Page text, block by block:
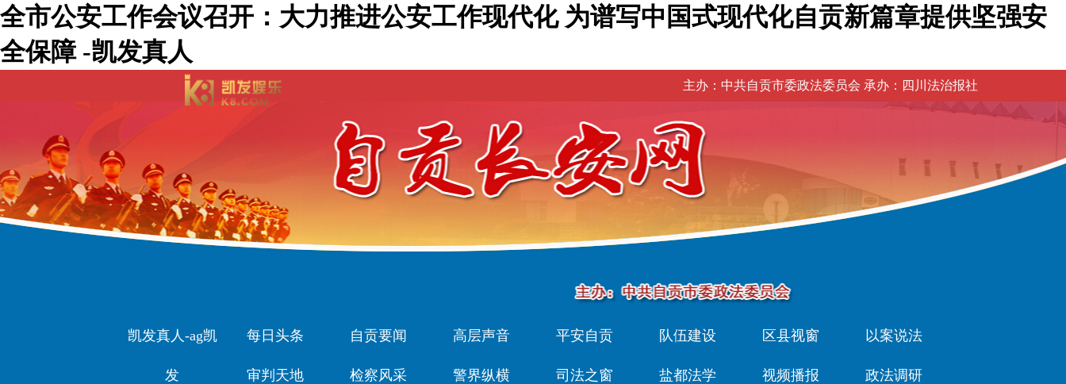
全市公安工作会议召开：大力推进公安工作现代化 为谱写中国式现代化自贡新篇章提供坚强安
全保障 -凯发真人
主办：中共自贡市委政法委员会 承办：四川法治报社
凯发真人-ag凯
发
每日头条 自贡要闻 高层声音 平安自贡 队伍建设 区县视窗 以案说法
审判天地 检察风采 警界纵横 司法之窗 盐都法学 视频播报 政法调研